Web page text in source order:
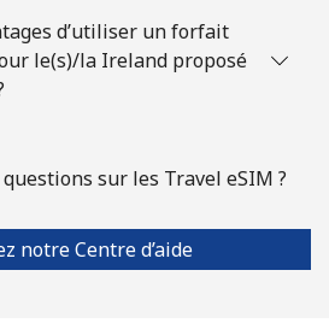
d’utiliser un forfait
le(s)/la Ireland proposé
questions sur les Travel eSIM ?
notre Centre d’aide